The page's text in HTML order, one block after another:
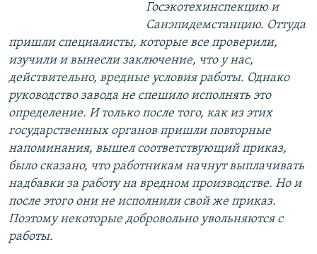
Госэкотехинспекцию и
Санэпидемстанцию. Оттуда
пришли специалисты, которые все проверили,
изучили и вынесли заключение, что у нас,
действительно, вредные условия работы. Однако
руководство завода не спешило исполнять это
определение. И только после того, как из этих
государственных органов пришли повторные
напоминания, вышел соответствующий приказ,
было сказано, что работникам начнут выплачивать
надбавки за работу на вредном производстве. Но и
после этого они не исполнили свой же приказ.
Поэтому некоторые добровольно увольняются с
работы.